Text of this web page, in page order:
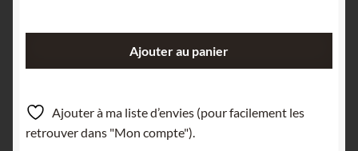
de
quartz
dans
Ajouter au panier
Ajouter à ma liste d’envies (pour facilement les
retrouver dans "Mon compte").